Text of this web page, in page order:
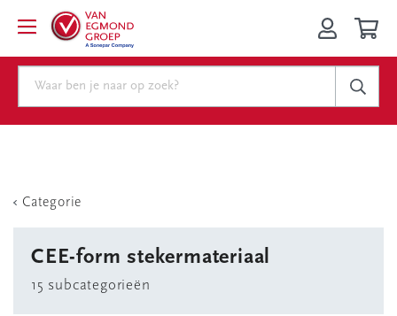
Categorie
CEE-form stekermateriaal
15 subcategorieën